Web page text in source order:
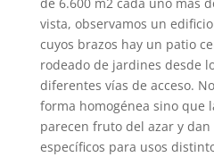
vista, observamos un
cuyos brazos hay un patio
rodeado de jardines desde
diferentes vías de acceso.
forma homogénea sino que
parecen fruto del azar y dan
específicos para usos